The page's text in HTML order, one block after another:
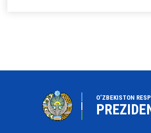
O‘ZBEKISTON